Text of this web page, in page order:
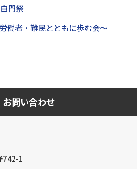
門祭
働者・難民とともに歩む会～
お問い合わせ
742-1